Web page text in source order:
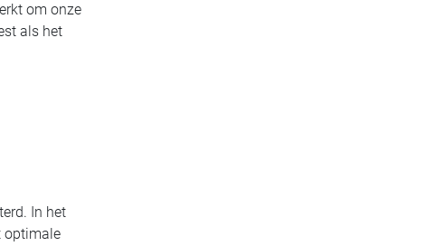
om onze
als het
In het
optimale